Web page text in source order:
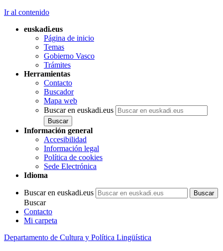
Ir al contenido
euskadi.eus
Página de inicio
Temas
Gobierno Vasco
Trámites
Herramientas
Contacto
Buscador
Mapa web
Buscar en euskadi.eus
Información general
Accesibilidad
Información legal
Política de cookies
Sede Electrónica
Idioma
Buscar en euskadi.eus
Buscar
Contacto
Mi carpeta
Departamento de Cultura y Política Lingüística